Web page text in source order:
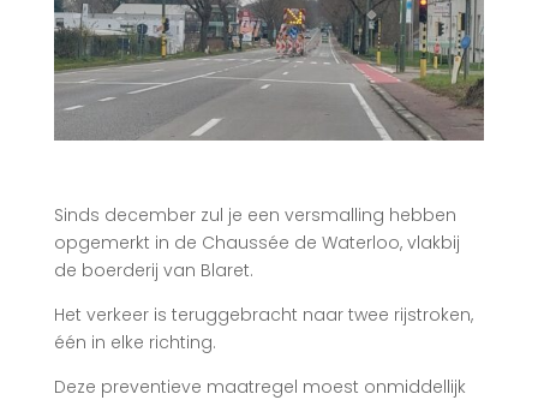
Sinds december zul je een versmalling hebben
opgemerkt in de Chaussée de Waterloo, vlakbij
de boerderij van Blaret.
Het verkeer is teruggebracht naar twee rijstroken,
één in elke richting.
Deze preventieve maatregel moest onmiddellijk